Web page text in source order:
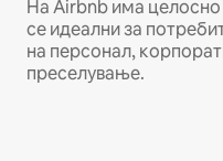
На Airbnb има
се идеални за
на персонал,
преселување.